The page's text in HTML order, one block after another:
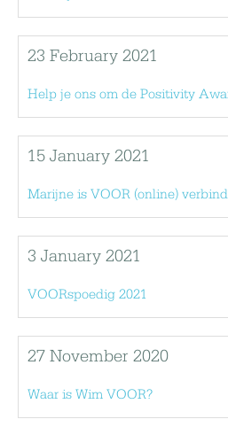
23 February 2021
Help je ons om de Positivity
15 January 2021
Marijne is VOOR (online)
3 January 2021
VOORspoedig 2021
27 November 2020
Waar is Wim VOOR?